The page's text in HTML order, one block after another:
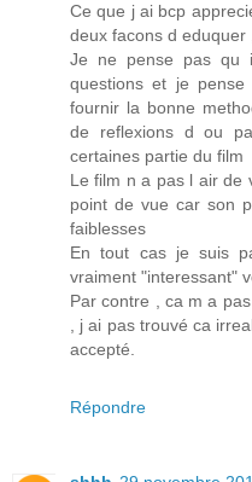
Ce que j ai bcp
deux facons d
Je ne pense pas qu
questions et je
fournir la bonne
de reflexions d ou
certaines partie du film
Le film n a pas l air de
point de vue car son
faiblesses
En tout cas je suis
vraiment "interessant"
Par contre , ca m a
, j ai pas trouvé ca
accepté.
Répondre